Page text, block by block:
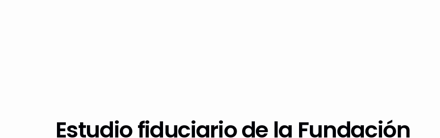
Estudio fiduciario de la Fundación